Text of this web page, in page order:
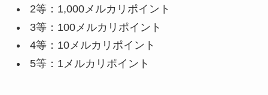
2等：1,000メルカリポイント
3等：100メルカリポイント
4等：10メルカリポイント
5等：1メルカリポイント